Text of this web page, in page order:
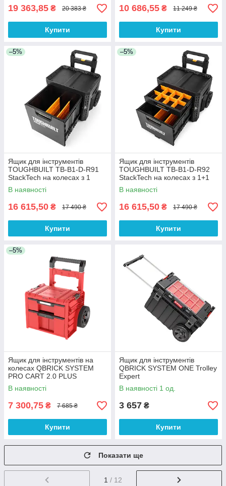
19 363,85 ₴ 20 383 ₴
Купити
10 686,55 ₴ 11 249 ₴
Купити
–5%
Ящик для інструментів
TOUGHBUILT TB-B1-D-R91
StackTech на колесах з 1
висувною шухлядою
В наявності
16 615,50 ₴ 17 490 ₴
Купити
–5%
Ящик для інструментів
TOUGHBUILT TB-B1-D-R92
StackTech на колесах з 1+1
висувними шухлядами
В наявності
16 615,50 ₴ 17 490 ₴
Купити
–5%
Ящик для інструментів на
колесах QBRICK SYSTEM
PRO CART 2.0 PLUS
DRAWER 2 Red UHD Custom
В наявності
7 300,75 ₴ 7 685 ₴
Купити
Ящик для інструментів
QBRICK SYSTEM ONE Trolley
Expert
В наявності 1 од.
3 657 ₴
Купити
Показати ще
1 / 12